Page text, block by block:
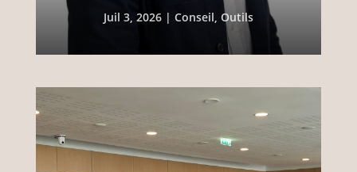
Juil 3, 2026| Conseil Outils